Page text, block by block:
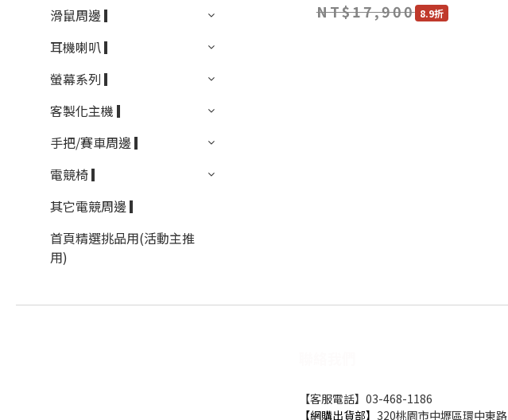
滑鼠周邊 ▎
耳機喇叭 ▎
螢幕系列 ▎
客製化主機 ▎
手把/賽車周邊 ▎
電競椅 ▎
其它電競周邊 ▎
首頁精選挑品用(活動主推
用)
NT$17,900 8.9折
【客服電話】03-468-1186
【網購出貨部】 320桃園市中壢區環中東路